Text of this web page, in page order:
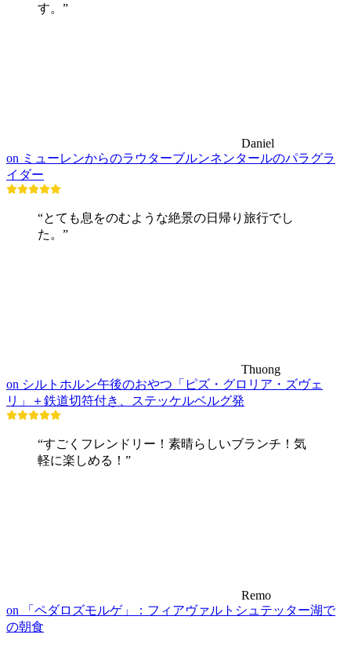
す。”
Daniel
on ミューレンからのラウターブルンネンタールのパラグラ
イダー
“とても息をのむような絶景の日帰り旅行でし
た。”
Thuong
on シルトホルン午後のおやつ「ピズ・グロリア・ズヴェ
リ」＋鉄道切符付き、ステッケルベルグ発
“すごくフレンドリー！素晴らしいブランチ！気
軽に楽しめる！”
Remo
on 「ペダロズモルゲ」：フィアヴァルトシュテッター湖で
の朝食